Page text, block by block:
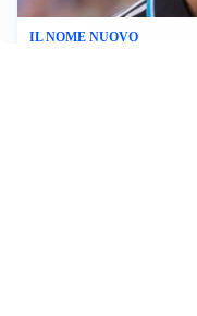
IL NOME NUOVO